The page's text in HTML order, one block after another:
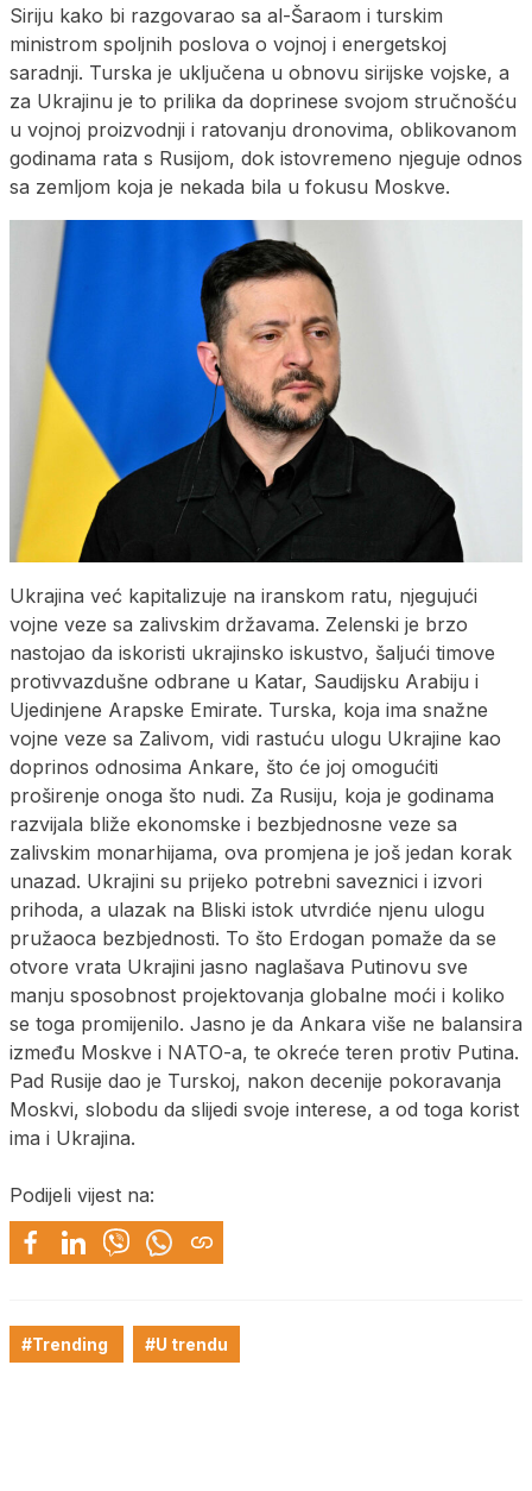
Siriju kako bi razgovarao sa al-Šaraom i turskim
ministrom spoljnih poslova o vojnoj i energetskoj
saradnji. Turska je uključena u obnovu sirijske vojske, a
za Ukrajinu je to prilika da doprinese svojom stručnošću
u vojnoj proizvodnji i ratovanju dronovima, oblikovanom
godinama rata s Rusijom, dok istovremeno njeguje odnos
sa zemljom koja je nekada bila u fokusu Moskve.
Ukrajina već kapitalizuje na iranskom ratu, njegujući
vojne veze sa zalivskim državama. Zelenski je brzo
nastojao da iskoristi ukrajinsko iskustvo, šaljući timove
protivvazdušne odbrane u Katar, Saudijsku Arabiju i
Ujedinjene Arapske Emirate. Turska, koja ima snažne
vojne veze sa Zalivom, vidi rastuću ulogu Ukrajine kao
doprinos odnosima Ankare, što će joj omogućiti
proširenje onoga što nudi. Za Rusiju, koja je godinama
razvijala bliže ekonomske i bezbjednosne veze sa
zalivskim monarhijama, ova promjena je još jedan korak
unazad. Ukrajini su prijeko potrebni saveznici i izvori
prihoda, a ulazak na Bliski istok utvrdiće njenu ulogu
pružaoca bezbjednosti. To što Erdogan pomaže da se
otvore vrata Ukrajini jasno naglašava Putinovu sve
manju sposobnost projektovanja globalne moći i koliko
se toga promijenilo. Jasno je da Ankara više ne balansira
između Moskve i NATO-a, te okreće teren protiv Putina.
Pad Rusije dao je Turskoj, nakon decenije pokoravanja
Moskvi, slobodu da slijedi svoje interese, a od toga korist
ima i Ukrajina.
Podijeli vijest na:
#Trending #U trendu